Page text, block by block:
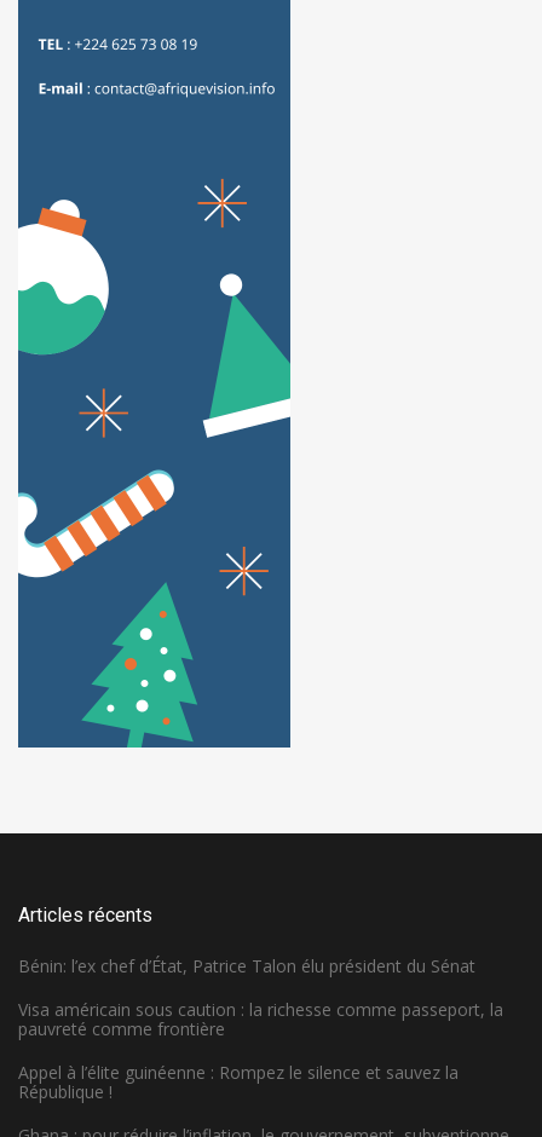
Articles récents
Bénin: l’ex chef d’État, Patrice Talon élu président du Sénat
Visa américain sous caution : la richesse comme passeport, la
pauvreté comme frontière
Appel à l’élite guinéenne : Rompez le silence et sauvez la
République !